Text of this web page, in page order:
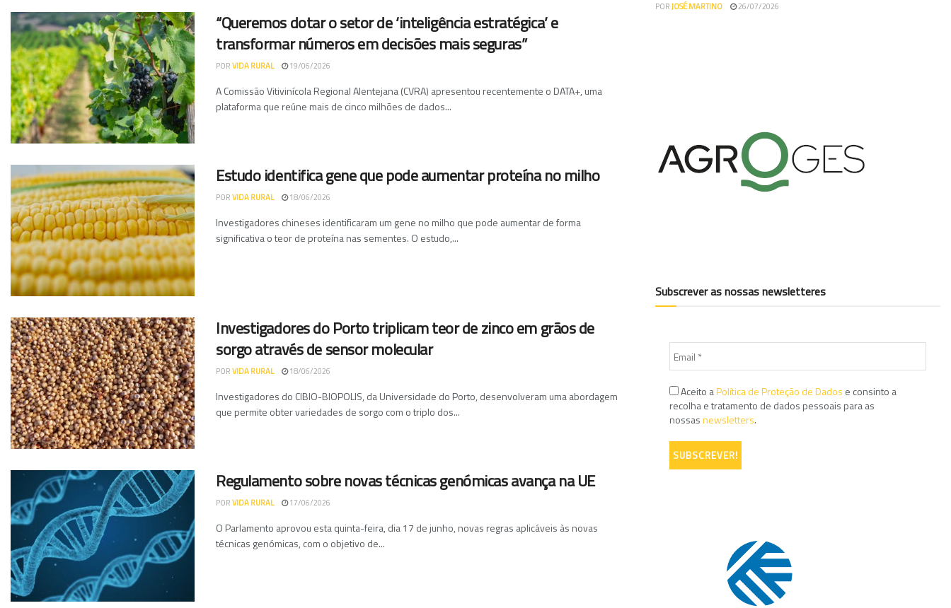
“Queremos dotar o setor de ‘inteligência estratégica’ e
transformar números em decisões mais seguras”
PORVIDA RURAL 19/06/2026
A Comissão Vitivinícola Regional Alentejana (CVRA) apresentou recentemente o DATA+, uma
plataforma que reúne mais de cinco milhões de dados...
Estudo identifica gene que pode aumentar proteína no milho
PORVIDA RURAL 18/06/2026
Investigadores chineses identificaram um gene no milho que pode aumentar de forma
significativa o teor de proteína nas sementes. O estudo,...
Investigadores do Porto triplicam teor de zinco em grãos de
sorgo através de sensor molecular
PORVIDA RURAL 18/06/2026
Investigadores do CIBIO-BIOPOLIS, da Universidade do Porto, desenvolveram uma abordagem
que permite obter variedades de sorgo com o triplo dos...
Regulamento sobre novas técnicas genómicas avança na UE
PORVIDA RURAL 17/06/2026
O Parlamento aprovou esta quinta-feira, dia 17 de junho, novas regras aplicáveis às novas
técnicas genómicas, com o objetivo de...
PORJOSÉ MARTINO 26/07/2026
Subscrever as nossas newsletteres
Aceito aPolítica de Proteção de Dados e consinto a
recolha e tratamento de dados pessoais para as
nossasnewsletters.